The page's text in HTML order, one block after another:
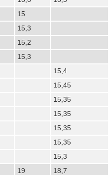
15
15,3
15,2
15,3
15,4
15,45
15,35
15,35
15,35
15,35
15,3
19
18,7